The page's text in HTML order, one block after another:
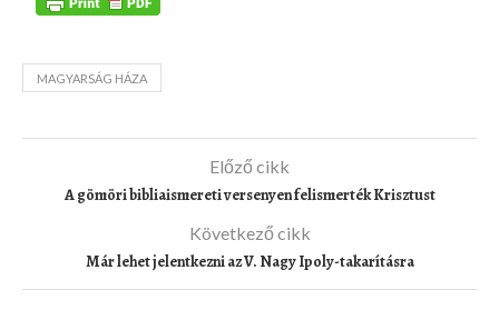
MAGYARSÁG HÁZA
Előző cikk
A gömöri bibliaismereti versenyen felismerték Krisztust
Következő cikk
Már lehet jelentkezni az V. Nagy Ipoly-takarításra